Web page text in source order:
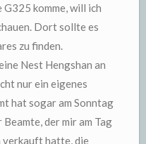
komme, will ich
Dort sollte es
zu finden.
Nest Hengshan an
nur ein eigenes
hat sogar am Sonntag
der mir am Tag
verkauft hatte, die